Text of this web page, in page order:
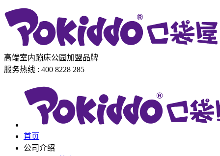
高端室内蹦床公园加盟品牌
服务热线 : 400 8228 285
首页
公司介绍